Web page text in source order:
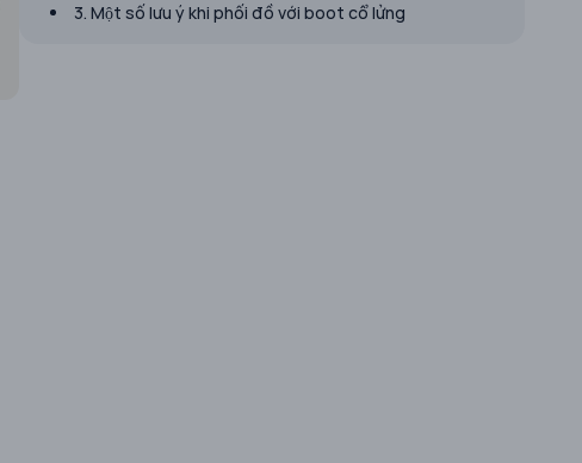
3. Một số lưu ý khi phối đồ với boot cổ lửng